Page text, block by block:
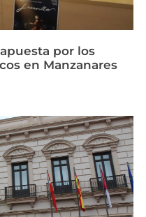
apuesta por los
en Manzanares